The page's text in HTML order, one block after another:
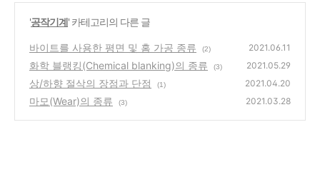
'공작기계' 카테고리의 다른 글
바이트를 사용한 평면 및 홈 가공 종류 (2) 2021.06.11
화학 블랭킹(Chemical blanking)의 종류 (3) 2021.05.29
상/하향 절삭의 장점과 단점 (1) 2021.04.20
마모(Wear)의 종류 (3) 2021.03.28